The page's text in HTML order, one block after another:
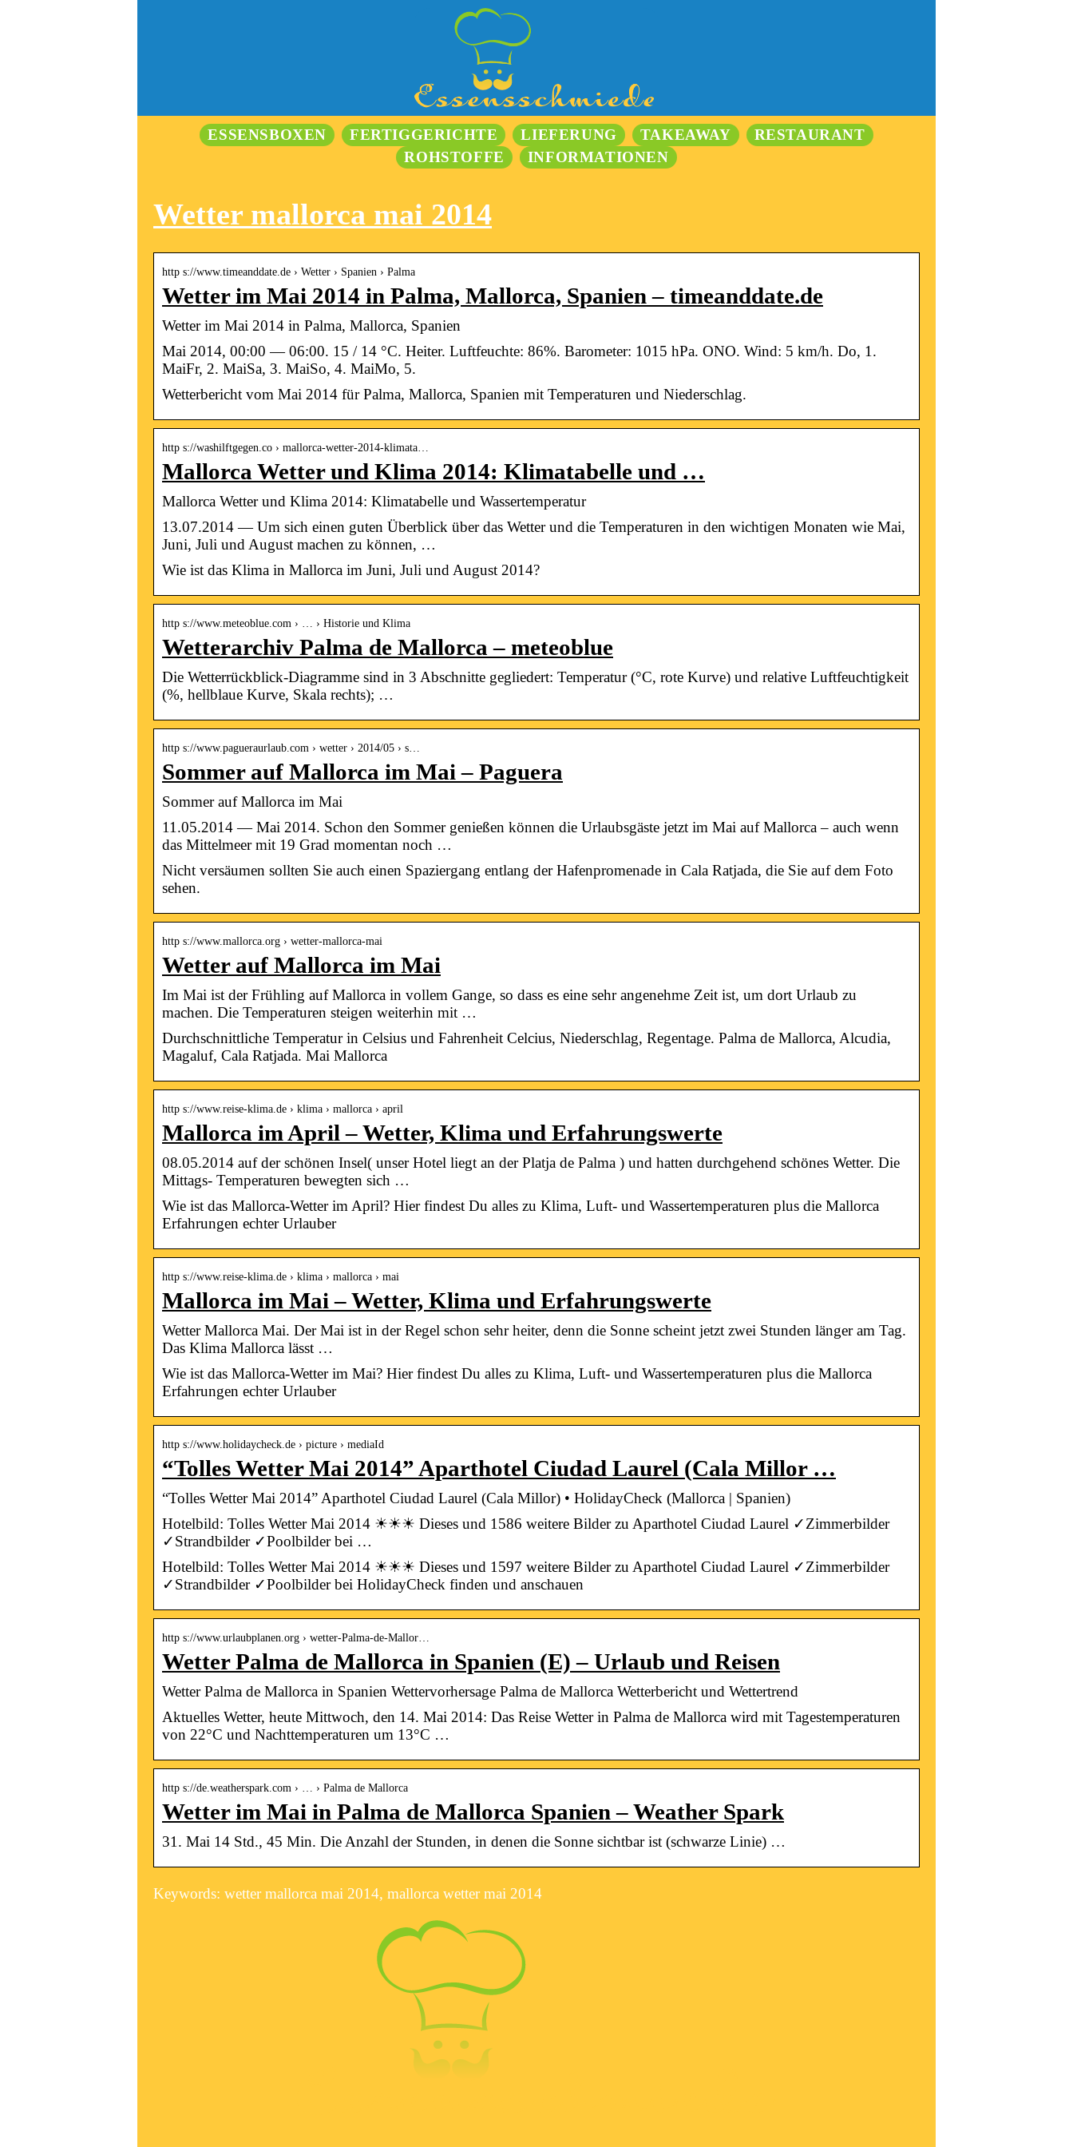
ESSENSBOXEN FERTIGGERICHTE LIEFERUNG TAKEAWAY
RESTAURANT
ROHSTOFFE
INFORMATIONEN
Wetter mallorca mai 2014
http s://www.timeanddate.de › Wetter › Spanien › Palma
Wetter im Mai 2014 in Palma, Mallorca, Spanien – timeanddate.de
Wetter im Mai 2014 in Palma, Mallorca, Spanien
Mai 2014, 00:00 — 06:00. 15 / 14 °C. Heiter. Luftfeuchte: 86%. Barometer: 1015 hPa. ONO. Wind: 5 km/h. Do, 1.
MaiFr, 2. MaiSa, 3. MaiSo, 4. MaiMo, 5.
Wetterbericht vom Mai 2014 für Palma, Mallorca, Spanien mit Temperaturen und Niederschlag.
http s://washilftgegen.co › mallorca-wetter-2014-klimata…
Mallorca Wetter und Klima 2014: Klimatabelle und …
Mallorca Wetter und Klima 2014: Klimatabelle und Wassertemperatur
13.07.2014 — Um sich einen guten Überblick über das Wetter und die Temperaturen in den wichtigen Monaten wie Mai,
Juni, Juli und August machen zu können, …
Wie ist das Klima in Mallorca im Juni, Juli und August 2014?
http s://www.meteoblue.com › … › Historie und Klima
Wetterarchiv Palma de Mallorca – meteoblue
Die Wetterrückblick-Diagramme sind in 3 Abschnitte gegliedert: Temperatur (°C, rote Kurve) und relative Luftfeuchtigkeit
(%, hellblaue Kurve, Skala rechts); …
http s://www.pagueraurlaub.com › wetter › 2014/05 › s…
Sommer auf Mallorca im Mai – Paguera
Sommer auf Mallorca im Mai
11.05.2014 — Mai 2014. Schon den Sommer genießen können die Urlaubsgäste jetzt im Mai auf Mallorca – auch wenn
das Mittelmeer mit 19 Grad momentan noch …
Nicht versäumen sollten Sie auch einen Spaziergang entlang der Hafenpromenade in Cala Ratjada, die Sie auf dem Foto
sehen.
http s://www.mallorca.org › wetter-mallorca-mai
Wetter auf Mallorca im Mai
Im Mai ist der Frühling auf Mallorca in vollem Gange, so dass es eine sehr angenehme Zeit ist, um dort Urlaub zu
machen. Die Temperaturen steigen weiterhin mit …
Durchschnittliche Temperatur in Celsius und Fahrenheit Celcius, Niederschlag, Regentage. Palma de Mallorca, Alcudia,
Magaluf, Cala Ratjada. Mai Mallorca
http s://www.reise-klima.de › klima › mallorca › april
Mallorca im April – Wetter, Klima und Erfahrungswerte
08.05.2014 auf der schönen Insel( unser Hotel liegt an der Platja de Palma ) und hatten durchgehend schönes Wetter. Die
Mittags- Temperaturen bewegten sich …
Wie ist das Mallorca-Wetter im April? Hier findest Du alles zu Klima, Luft- und Wassertemperaturen plus die Mallorca
Erfahrungen echter Urlauber
http s://www.reise-klima.de › klima › mallorca › mai
Mallorca im Mai – Wetter, Klima und Erfahrungswerte
Wetter Mallorca Mai. Der Mai ist in der Regel schon sehr heiter, denn die Sonne scheint jetzt zwei Stunden länger am Tag.
Das Klima Mallorca lässt …
Wie ist das Mallorca-Wetter im Mai? Hier findest Du alles zu Klima, Luft- und Wassertemperaturen plus die Mallorca
Erfahrungen echter Urlauber
http s://www.holidaycheck.de › picture › mediaId
“Tolles Wetter Mai 2014” Aparthotel Ciudad Laurel (Cala Millor …
“Tolles Wetter Mai 2014” Aparthotel Ciudad Laurel (Cala Millor) • HolidayCheck (Mallorca | Spanien)
Hotelbild: Tolles Wetter Mai 2014 ☀☀☀ Dieses und 1586 weitere Bilder zu Aparthotel Ciudad Laurel ✓Zimmerbilder
✓Strandbilder ✓Poolbilder bei …
Hotelbild: Tolles Wetter Mai 2014 ☀☀☀ Dieses und 1597 weitere Bilder zu Aparthotel Ciudad Laurel ✓Zimmerbilder
✓Strandbilder ✓Poolbilder bei HolidayCheck finden und anschauen
http s://www.urlaubplanen.org › wetter-Palma-de-Mallor…
Wetter Palma de Mallorca in Spanien (E) – Urlaub und Reisen
Wetter Palma de Mallorca in Spanien Wettervorhersage Palma de Mallorca Wetterbericht und Wettertrend
Aktuelles Wetter, heute Mittwoch, den 14. Mai 2014: Das Reise Wetter in Palma de Mallorca wird mit Tagestemperaturen
von 22°C und Nachttemperaturen um 13°C …
http s://de.weatherspark.com › … › Palma de Mallorca
Wetter im Mai in Palma de Mallorca Spanien – Weather Spark
31. Mai 14 Std., 45 Min. Die Anzahl der Stunden, in denen die Sonne sichtbar ist (schwarze Linie) …
Keywords: wetter mallorca mai 2014, mallorca wetter mai 2014